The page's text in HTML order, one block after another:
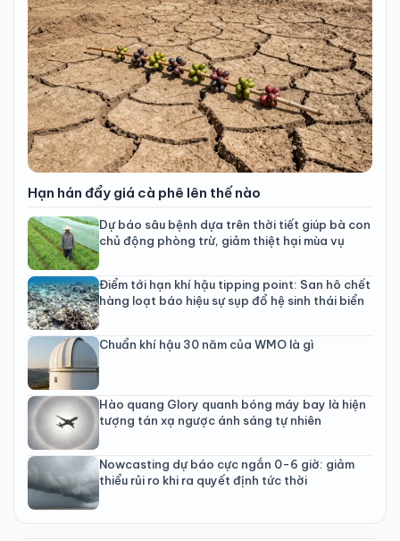
Hạn hán đẩy giá cà phê lên thế nào
Dự báo sâu bệnh dựa trên thời tiết giúp bà con
chủ động phòng trừ, giảm thiệt hại mùa vụ
Điểm tới hạn khí hậu tipping point: San hô chết
hàng loạt báo hiệu sự sụp đổ hệ sinh thái biển
Chuẩn khí hậu 30 năm của WMO là gì
Hào quang Glory quanh bóng máy bay là hiện
tượng tán xạ ngược ánh sáng tự nhiên
Nowcasting dự báo cực ngắn 0-6 giờ: giảm
thiểu rủi ro khi ra quyết định tức thời